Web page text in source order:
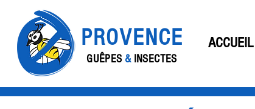
PROVENCE
GUÊPES& INSECTES
ACCUEIL